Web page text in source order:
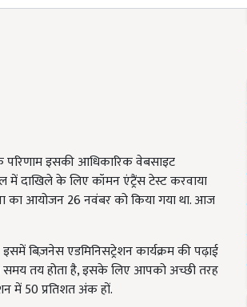
इसकी आधिकारिक वेबसाइट
दाखिले के लिए कॉमन एंट्रैंस टेस्ट करवाया
का आयोजन 26 नवंबर को किया गया था. आज
बिज़नेस एडमिनिसट्रेशन कार्यक्रम की पढ़ाई
समय तय होता है, इसके लिए आपको अच्छी तरह
में 50 प्रतिशत अंक हों.